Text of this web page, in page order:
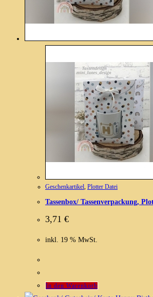
Geschenkartikel, Plotter Datei
Tassenbox/ Tassenverpackung,
3,71 €
inkl. 19 % MwSt.
In den Warenkorb